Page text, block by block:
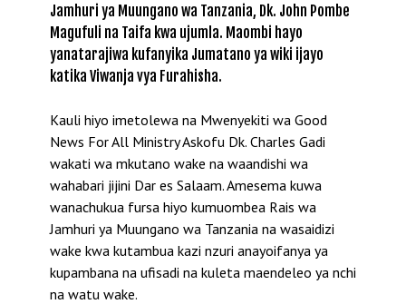
Jamhuri ya Muungano wa Tanzania, Dk. John Pombe
Magufuli na Taifa kwa ujumla. Maombi hayo
yanatarajiwa kufanyika Jumatano ya wiki ijayo
katika Viwanja vya Furahisha.
Kauli hiyo imetolewa na Mwenyekiti wa Good
News For All Ministry Askofu Dk. Charles Gadi
wakati wa mkutano wake na waandishi wa
wahabari jijini Dar es Salaam. Amesema kuwa
wanachukua fursa hiyo kumuombea Rais wa
Jamhuri ya Muungano wa Tanzania na wasaidizi
wake kwa kutambua kazi nzuri anayoifanya ya
kupambana na ufisadi na kuleta maendeleo ya nchi
na watu wake.